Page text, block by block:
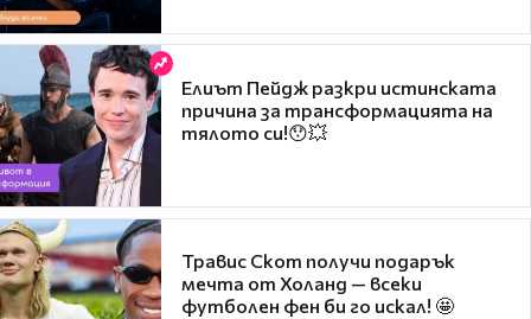
Елиът Пейдж разкри истинската
причина за трансформацията на
тялото си!😯💥
Травис Скот получи подарък
мечта от Холанд — всеки
футболен фен би го искал! 🤩